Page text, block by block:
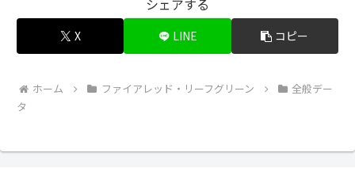
X LINE コピー
ホーム ファイアレッド・リーフグリーン
全般デー
タ